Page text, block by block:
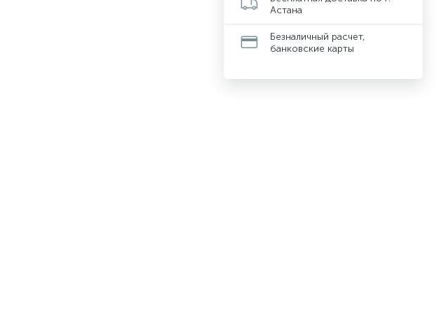
Астана
Безналичный расчет,
банковские карты